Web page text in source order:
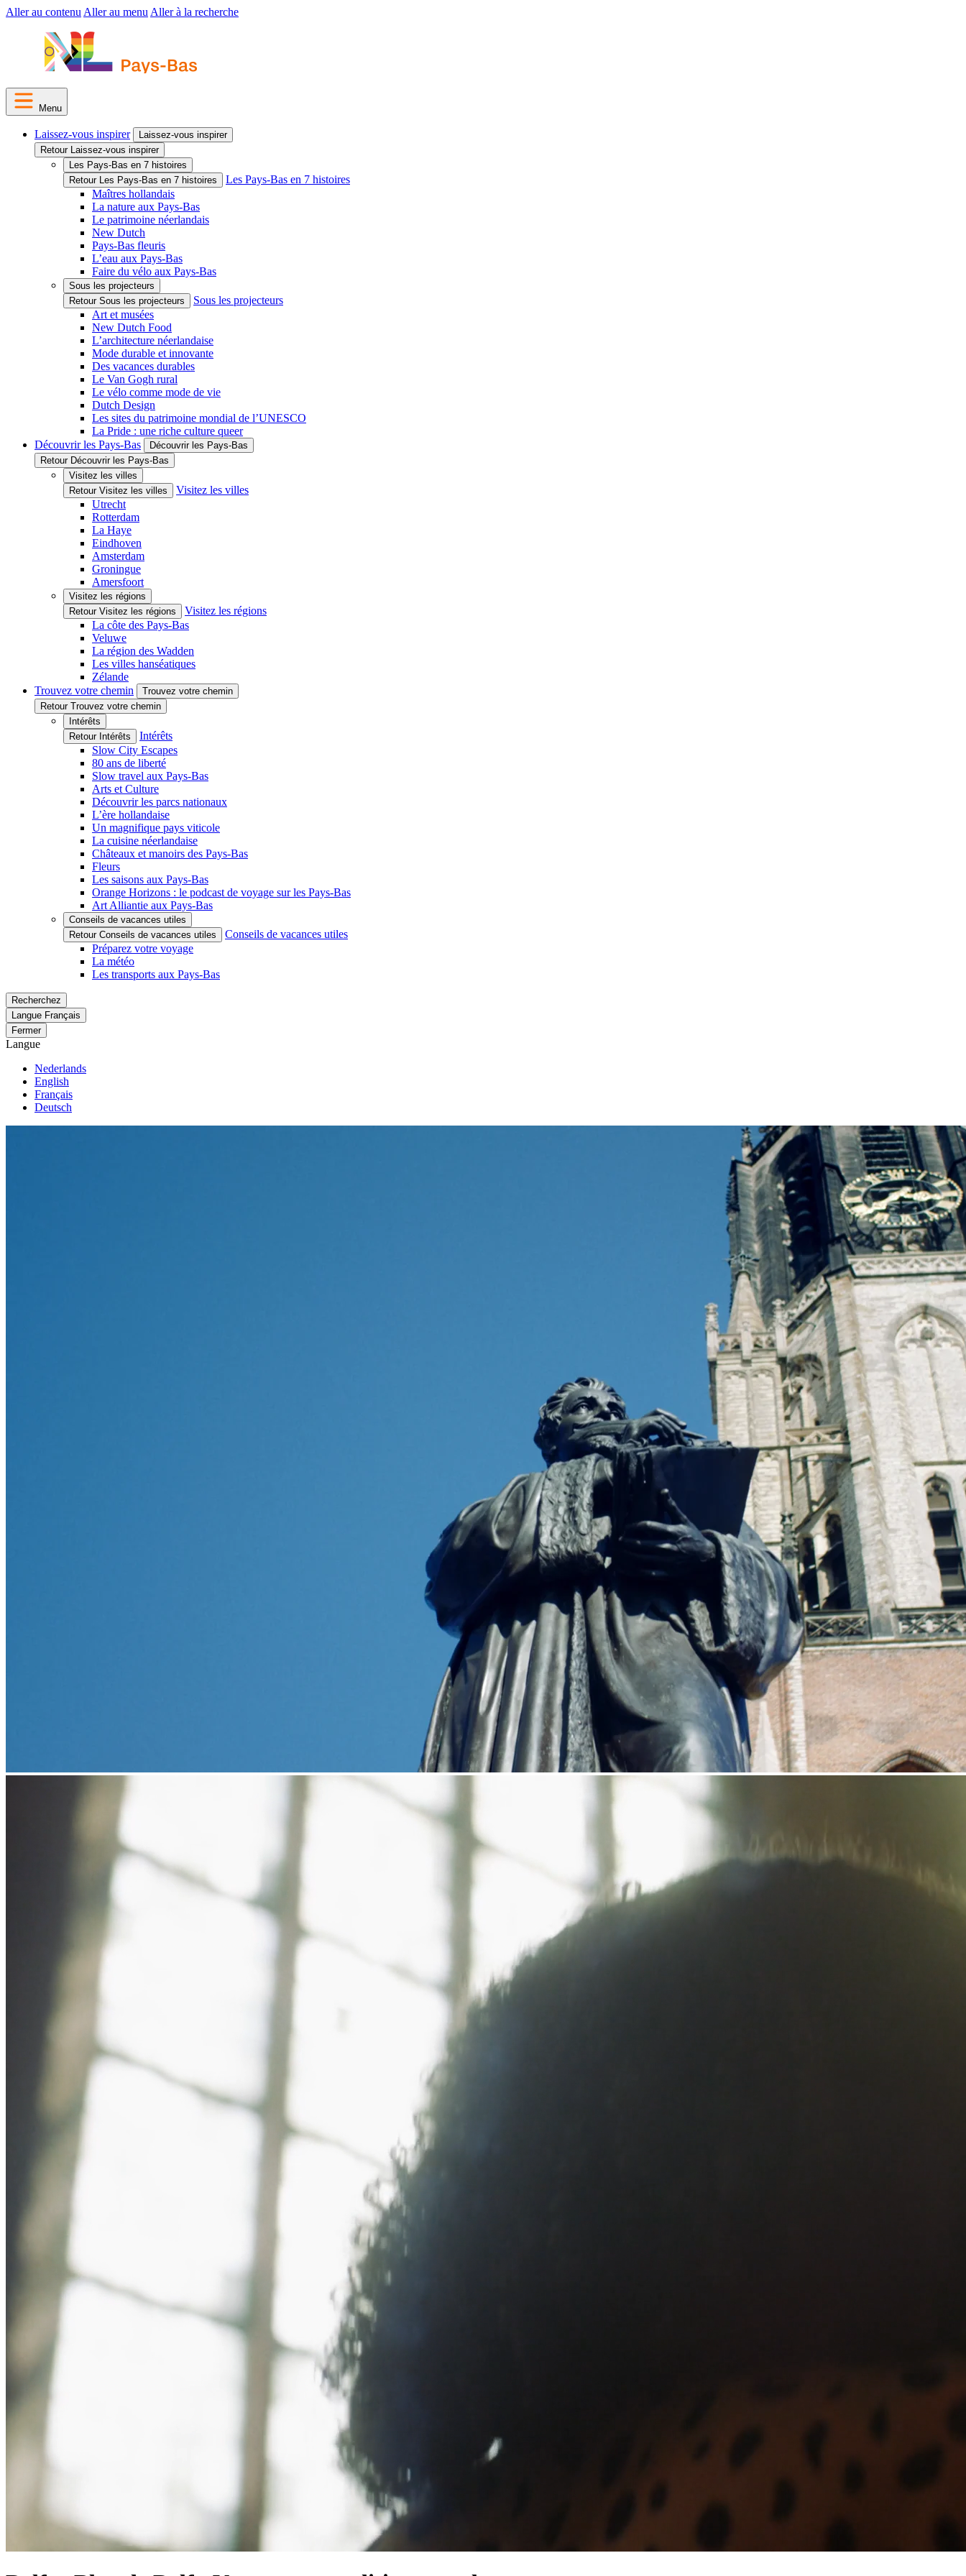
Aller au contenu Aller au menu Aller à la recherche
Menu
Laissez-vous inspirer
Laissez-vous inspirer
Retour Laissez-vous inspirer
Les Pays-Bas en 7 histoires
Retour Les Pays-Bas en 7 histoires
Les Pays-Bas en 7 histoires
Maîtres hollandais
La nature aux Pays-Bas
Le patrimoine néerlandais
New Dutch
Pays-Bas fleuris
L’eau aux Pays-Bas
Faire du vélo aux Pays-Bas
Sous les projecteurs
Retour Sous les projecteurs
Sous les projecteurs
Art et musées
New Dutch Food
L’architecture néerlandaise
Mode durable et innovante
Des vacances durables
Le Van Gogh rural
Le vélo comme mode de vie
Dutch Design
Les sites du patrimoine mondial de l’UNESCO
La Pride : une riche culture queer
Découvrir les Pays-Bas
Découvrir les Pays-Bas
Retour Découvrir les Pays-Bas
Visitez les villes
Retour Visitez les villes
Visitez les villes
Utrecht
Rotterdam
La Haye
Eindhoven
Amsterdam
Groningue
Amersfoort
Visitez les régions
Retour Visitez les régions
Visitez les régions
La côte des Pays-Bas
Veluwe
La région des Wadden
Les villes hanséatiques
Zélande
Trouvez votre chemin
Trouvez votre chemin
Retour Trouvez votre chemin
Intérêts
Retour Intérêts
Intérêts
Slow City Escapes
80 ans de liberté
Slow travel aux Pays-Bas
Arts et Culture
Découvrir les parcs nationaux
L’ère hollandaise
Un magnifique pays viticole
La cuisine néerlandaise
Châteaux et manoirs des Pays-Bas
Fleurs
Les saisons aux Pays-Bas
Orange Horizons : le podcast de voyage sur les Pays-Bas
Art Alliantie aux Pays-Bas
Conseils de vacances utiles
Retour Conseils de vacances utiles
Conseils de vacances utiles
Préparez votre voyage
La météo
Les transports aux Pays-Bas
Recherchez
Langue Français
Fermer
Langue
Nederlands
English
Français
Deutsch